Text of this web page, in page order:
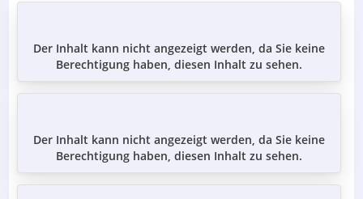
Der Inhalt kann nicht angezeigt werden, da Sie keine
Berechtigung haben, diesen Inhalt zu sehen.
Der Inhalt kann nicht angezeigt werden, da Sie keine
Berechtigung haben, diesen Inhalt zu sehen.